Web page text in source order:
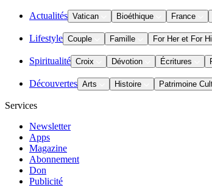
Actualités Vatican Bioéthique France
Lifestyle Couple Famille For Her et For
Spiritualité Croix Dévotion Écritures
Découvertes Arts Histoire Patrimoine
Services
Newsletter
Apps
Magazine
Abonnement
Don
Publicité